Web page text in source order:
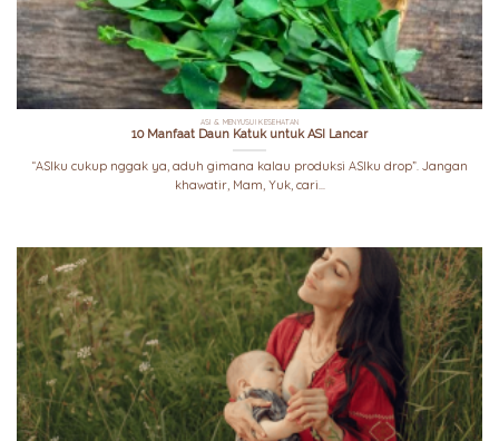
ASI & MENYUSUI KESEHATAN
10 Manfaat Daun Katuk untuk ASI Lancar
“ASIku cukup nggak ya, aduh gimana kalau produksi ASIku drop”. Jangan
khawatir, Mam, Yuk, cari...